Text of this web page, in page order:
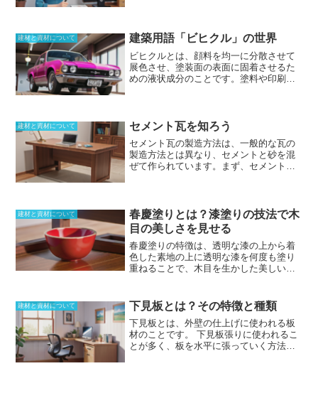
クロスの凹凸と似た箇所の型を取り、ク
ロス用のりを修復箇所に均等に塗り、別
途壁紙のもととなる素材を貼り付ける。
型取りをした樹脂を押し当てて凹凸を再
現する。
らも、一定の色に限らず非常に広い範囲
を持っています。
して中間色が存在していることになる
が、名称が似ていることから混同されや
すいです。中性色はどちらとも感じるこ
ます。
建材と資材について 建築用語「ビヒクル」の世界
ビヒクルとは、顔料を均一に分散させて
展色させ、塗装面の表面に固着させるた
めの液状成分のことです。塗料や印刷イ
樹脂エマルジョン、合成ラテックスなど
様々な素材が使用
されています。ビヒク
ルの役割は、顔を均一に分散させて展色
させることと、塗装面の表面に固着させ
ることです。顔料を均一に分散展開させ
す。
建材と資材について セメント瓦を知ろう
セメント瓦の製造方法は、一般的な瓦の
製造方法とは異なり、セメントと砂を混
ぜて作られています。まず、セメントと
す。成形されたセメント瓦は、一定期間
養生した後、乾燥させて完成です。セメ
ント瓦は、一般的な瓦よりも軽量で、防
水用塗装が施されているため、雨水など
の湿気に強く、耐久性があります。ま
た、型枠があれば大量に生産することが
瓦は、水に弱い弱点があり、酸性雨が知
られるようになって、カルシウムの流出
も大きな問題となりました。そのため、
定期的なメンテナンスが必要であり、維
持管理ということを考えると、手間数が
建材と資材について
春慶塗りとは？漆塗りの技法で木
目の美しさを見せる
春慶塗りの特徴は、透明な漆の上から着
色した素地の上に透明な漆を何度も塗り
重ねることで、木目を生かした美しい仕
べて工程が少なく、安価に作ることがで
き実用性も高いことが特徴です。春慶塗
りは、江戸時代初期の漆工である春慶が
始めたと伝えられており、その名が由来
しています。春慶塗りには、飛騨高山の
建材と資材について 下見板とは？その特徴と種類
下見板とは、外壁の仕上げに使われる板
材のことです。
下見板張りに使われるこ
とが多く、板を水平に張っていく方法